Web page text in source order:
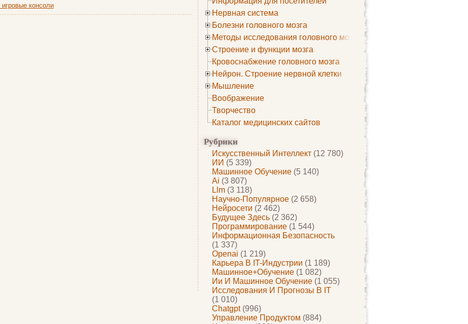
Нервная система
Болезни головного мозга
Методы исследования головного мозга
Строение и функции мозга
Кровоснабжение головного мозга
Нейрон. Строение нервной клетки
Мышление
Воображение
Творчество
Каталог медицинских сайтов
Рубрики
Искусственный Интеллект (12 780)
ИИ (5 339)
Машинное Обучение (5 140)
Ai (3 807)
Llm (3 118)
Научно-Популярное (2 658)
Нейросети (2 462)
Будущее Здесь (2 362)
Программирование (1 544)
Информационная Безопасность
(1 337)
Openai (1 219)
Карьера В IT-Индустрии (1 189)
Машинное+обучение (1 082)
Ии И Машинное Обучение (1 055)
Исследования И Прогнозы В IT
(1 010)
Chatgpt(996)
Управление Продуктом (884)
игровые консоли